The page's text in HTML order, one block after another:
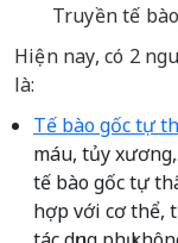
Truyền tế
Hiện nay, có 2
là:
Tế bào gốc tự
máu, tủy
tế bào gốc tự
hợp với cơ thể,